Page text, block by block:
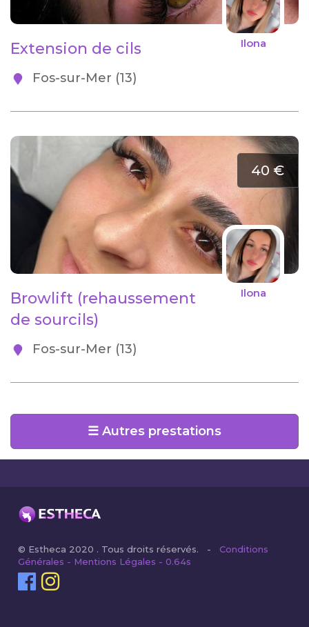
Ilona
Extension de cils
Fos-sur-Mer (13)
40 €
Ilona
Browlift (rehaussement
de sourcils)
Fos-sur-Mer (13)
☰ Autres prestations
© Estheca 2020 . Tous droits réservés. -Conditions
Générales - Mentions Légales - 0.64s